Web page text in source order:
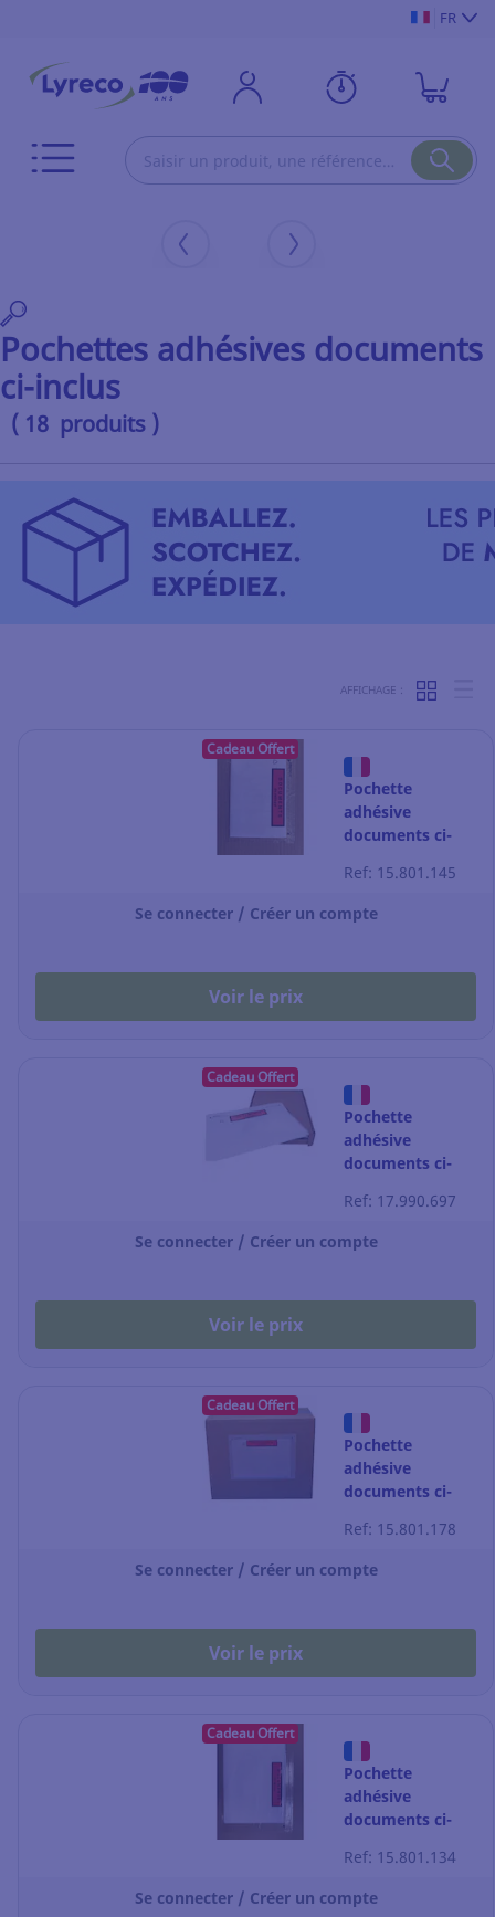
FR
Pochettes adhésives documents
ci-inclus
( 18 produits )
AFFICHAGE :
Cadeau Offert
Pochette
adhésive
documents ci-
- C5 - 240 x 175
mm - par 1000
Ref: 15.801.145
Se connecter / Créer un compte
Voir le prix
Cadeau Offert
Pochette
adhésive
documents ci-
C5 - 240 x 175
mm - par 250
Ref: 17.990.697
Se connecter / Créer un compte
Voir le prix
Cadeau Offert
Pochette
adhésive
documents ci-
papie+film - C5 -
240x175 mm -
par 250
Ref: 15.801.178
Se connecter / Créer un compte
Voir le prix
Cadeau Offert
Pochette
adhésive
documents ci-
- DL - 240 x 130
mm - par 1000
Ref: 15.801.134
Se connecter / Créer un compte